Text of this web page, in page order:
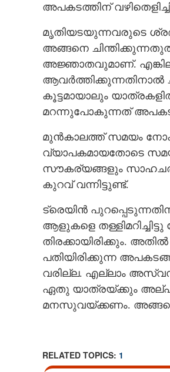
അപകടത്തിന്
മൃതിയടയുന്നവരുടെ
അങ്ങനെ
അജ്ഞാതവുമാണ്.
ആവർത്തിക്കുന്നതിനാൽ
കൂട്ടമായാലും
മറന്നുപോകുന്നത്
മുൻകാലത്ത് സമയം
വ്യാപകമായതോടെ
സൗകര്യങ്ങളും
കുറവ് വന്നിട്ടുണ്ട്.
ട്രെയിൻ
ആളുകളെ
തിരക്കായിരിക്കും.
പതിയിരിക്കുന്ന
വരില്ല. എല്ലാം
ഏതു യാത്രയ്ക്കും അല്പം
മനസുവയ്ക്കണം.
RELATED TOPICS: 1